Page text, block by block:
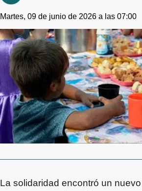
Martes, 09 de junio de 2026 a las 07:00
La solidaridad encontró un